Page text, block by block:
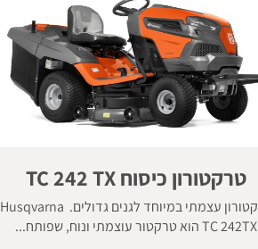
טרקטורון כיסוח TC 242 TX
טרקטורון עצמתי במיוחד לגנים גדולים. Husqvarna
TC 242TX הוא טרקטור עוצמתי ונוח, שפותח...